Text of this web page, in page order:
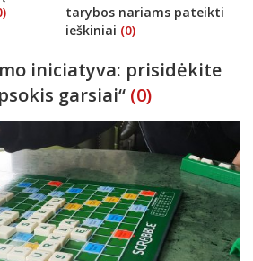
tarybos nariams pateikti
ieškiniai (0)
iniciatyva: prisidėkite
garsiai“ (0)